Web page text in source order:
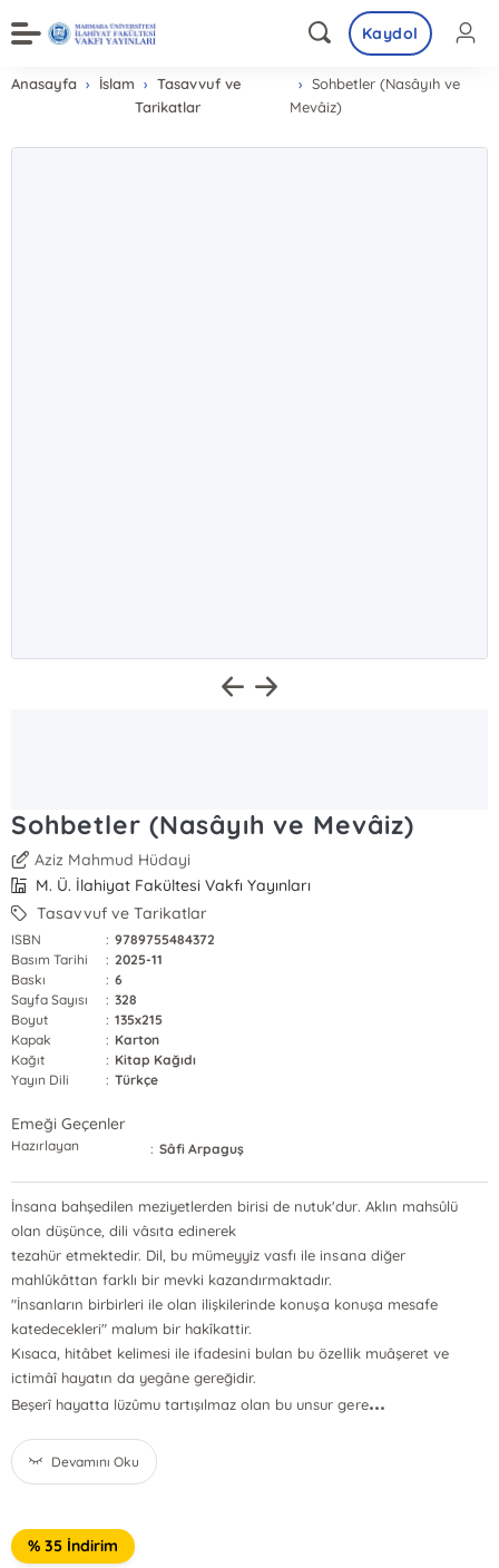
Kaydol
Anasayfa İslam
Tasavvuf ve
Tarikatlar
Sohbetler (Nasâyıh ve
Mevâiz)
Sohbetler (Nasâyıh ve Mevâiz)
Aziz Mahmud Hüdayi
M. Ü. İlahiyat Fakültesi Vakfı Yayınları
Tasavvuf ve Tarikatlar
ISBN : 9789755484372
Basım Tarihi
: 2025-11
Baskı
: 6
Sayfa Sayısı
: 328
Boyut
: 135x215
Kapak
: Karton
Kağıt
: Kitap Kağıdı
Yayın Dili
: Türkçe
Emeği Geçenler
Hazırlayan : Sâfi Arpaguş
İnsana bahşedilen meziyetlerden birisi de nutuk'dur. Aklın mahsûlü
olan düşünce, dili vâsıta edinerek
tezahür etmektedir. Dil, bu mümeyyiz vasfı ile insana diğer
mahlûkâttan farklı bir mevki kazandırmaktadır.
"İnsanların birbirleri ile olan ilişkilerinde konuşa konuşa mesafe
katedecekleri" malum bir hakîkattir.
Kısaca, hitâbet kelimesi ile ifadesini bulan bu özellik muâşeret ve
ictimâî hayatın da yegâne gereğidir.
Beşerî hayatta lüzûmu tartışılmaz olan bu unsur gere...
Devamını Oku
% 35 İndirim